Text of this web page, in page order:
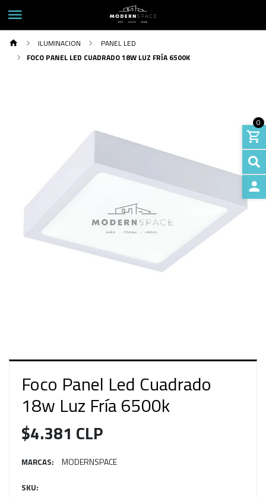
0
ILUMINACION
PANEL LED
FOCO PANEL LED CUADRADO 18W LUZ FRÍA 6500K
Foco Panel Led Cuadrado
18w Luz Fría 6500k
$4.381 CLP
MARCAS: MODERNSPACE
SKU: